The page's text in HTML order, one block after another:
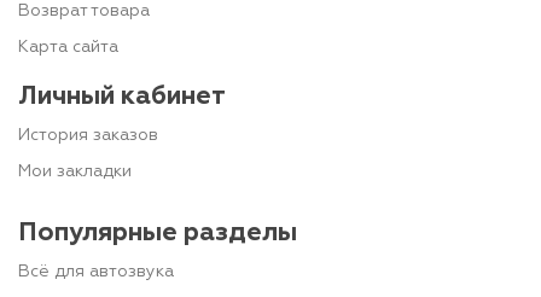
Возврат товара
Карта сайта
Личный кабинет
История заказов
Мои закладки
Популярные разделы
Всё для автозвука